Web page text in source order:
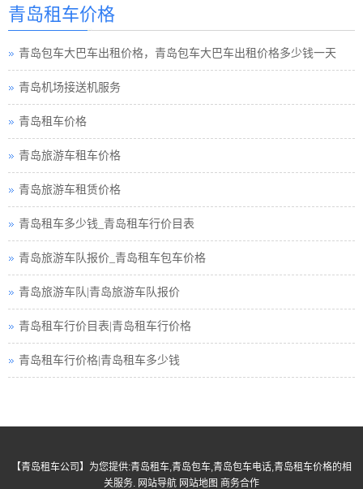
青岛租车须知小车
青岛巴士租车公司
青岛小车租车公司
青岛旅游包车小车
青岛旅游小车车队
青岛旅游小车小车
青岛租车接送小车
青岛汽车租赁中巴
青岛租车行小车
青岛小车租赁公司
青岛高铁接送小车
青岛旅游租车服务
青岛租车价格
青岛包车大巴车出租价格，青岛包车大巴车出租价格多少钱一天
青岛机场接送机服务
青岛租车价格
青岛旅游车租车价格
青岛旅游车租赁价格
青岛租车多少钱_青岛租车行价目表
青岛旅游车队报价_青岛租车包车价格
青岛旅游车队|青岛旅游车队报价
青岛租车行价目表|青岛租车行价格
青岛租车行价格|青岛租车多少钱
【青岛租车公司 】为您提供:青岛租车,青岛包车,青岛包车电话,青岛租车价格的相
关服务. 网站导航 网站地图 商务合作